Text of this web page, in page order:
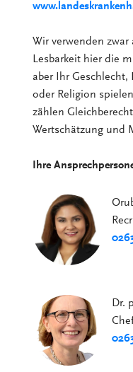
Wir verwenden zwar
Lesbarkeit hier die
aber Ihr
oder Religion
zählen
Wertschätzung und
Ihre
Dr.